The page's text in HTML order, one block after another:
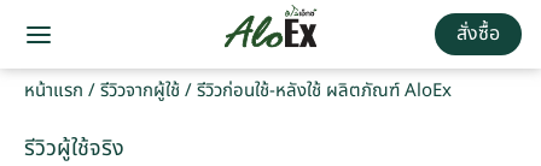
สั่งซื้อ
หน้าแรก /รีวิวจากผู้ใช้ /รีวิวก่อนใช้-หลังใช้ ผลิตภัณฑ์ AloEx
รีวิวผู้ใช้จริง